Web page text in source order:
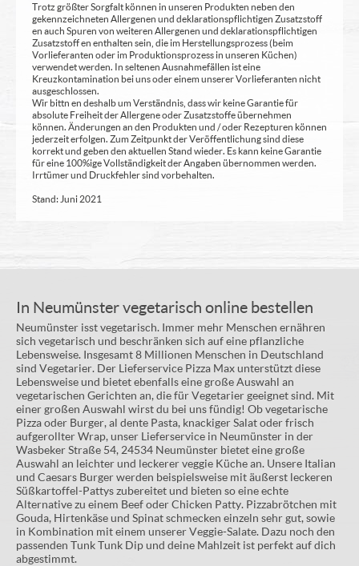
Trotz größter Sorgfalt können in unseren Produkten neben den
gekennzeichneten Allergenen und deklarationspflichtigen Zusatzstoff
en auch Spuren von weiteren Allergenen und deklarationspflichtigen
Zusatzstoff en enthalten sein, die im Herstellungsprozess (beim
Vorlieferanten oder im Produktionsprozess in unseren Küchen)
verwendet werden. In seltenen Ausnahmefällen ist eine
Kreuzkontamination bei uns oder einem unserer Vorlieferanten nicht
ausgeschlossen.
Wir bittn en deshalb um Verständnis, dass wir keine Garantie für
absolute Freiheit der Allergene oder Zusatzstoffe übernehmen
können. Änderungen an den Produkten und / oder Rezepturen können
jederzeit erfolgen. Zum Zeitpunkt der Veröffentlichung sind diese
korrekt und geben den aktuellen Stand wieder. Es kann keine Garantie
für eine 100%ige Vollständigkeit der Angaben übernommen werden.
Irrtümer und Druckfehler sind vorbehalten.
Stand: Juni 2021
In Neumünster vegetarisch online bestellen
Neumünster isst vegetarisch. Immer mehr Menschen ernähren
sich vegetarisch und beschränken sich auf eine pflanzliche
Lebensweise. Insgesamt 8 Millionen Menschen in Deutschland
sind Vegetarier. Der Lieferservice Pizza Max unterstützt diese
Lebensweise und bietet ebenfalls eine große Auswahl an
vegetarischen Gerichten an, die für Vegetarier geeignet sind. Mit
einer großen Auswahl wirst du bei uns fündig! Ob vegetarische
Pizza oder Burger, al dente Pasta, knackiger Salat oder frisch
aufgerollter Wrap, unser Lieferservice in Neumünster in der
Wasbeker Straße 54, 24534 Neumünster bietet eine große
Auswahl an leichter und leckerer veggie Küche an. Unsere Italian
und Caesars Burger werden beispielsweise mit äußerst leckeren
Süßkartoffel-Pattys zubereitet und bieten so eine echte
Alternative zu einem Beef oder Chicken Patty. Pizzabrötchen mit
Gouda, Hirtenkäse und Spinat schmecken einzeln sehr gut, sowie
in Kombination mit einem unserer Veggie-Salate. Dazu noch den
passenden Tunk Tunk Dip und deine Mahlzeit ist perfekt auf dich
abgestimmt.